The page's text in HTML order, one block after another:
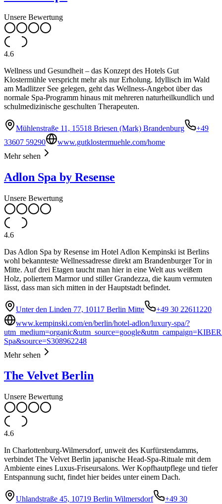
Unsere Bewertung
4.6
Wellness und Gesundheit – das Konzept des Hotels Gut
Klostermühle verspricht mehr als nur Erholung. Idyllisch im Wald
am Madlitzer See gelegen, geht das Wellness-Angebot über das
normale Spa-Programm hinaus mit mehreren naturheilkundlich und
schulmedizinische geschulten Therapeuten.
Mühlenstraße 11, 15518 Briesen (Mark) Brandenburg
+49
33607 59290
www.gutklostermuehle.com/home
Mehr sehen
Adlon Spa by Resense
Unsere Bewertung
4.6
Das Adlon Spa by Resense im Hotel Adlon Kempinski ist Berlins
wohl bekannteste Wellnessadresse direkt am Brandenburger Tor in
Mitte. Auf drei Etagen taucht man hier in eine Welt aus weißem
Holz, poliertem Marmor und stiller Grandezza, die kaum vermuten
lässt, dass man sich mitten in der Hauptstadt befindet.
Unter den Linden 77, 10117 Berlin Mitte
+49 30 22611220
www.kempinski.com/en/berlin/hotel-adlon/luxury-spa/?
Spa&source=S308962248
Mehr sehen
The Velvet Berlin
Unsere Bewertung
4.6
In Charlottenburg-Wilmersdorf, unweit des Kurfürstendamms,
verbindet The Velvet Berlin japanische Head-Spa-Rituale mit dem
Ambiente eines Luxus-Friseursalons. Wer Kopfhautpflege und tiefer
Entspannung sucht, findet hier beides unter einem Dach.
Uhlandstraße 45, 10719 Berlin Wilmersdorf
+49 30